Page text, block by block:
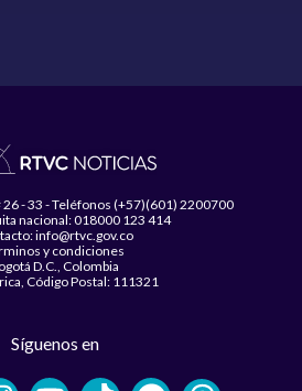
26 - 33 - Teléfonos (+57)(601) 2200700
nacional: 018000 123 414
info@rtvc.gov.co
y condiciones
D.C., Colombia
Código Postal: 111321
Síguenos en